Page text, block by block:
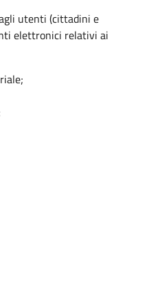
utenti (cittadini e
elettronici relativi ai